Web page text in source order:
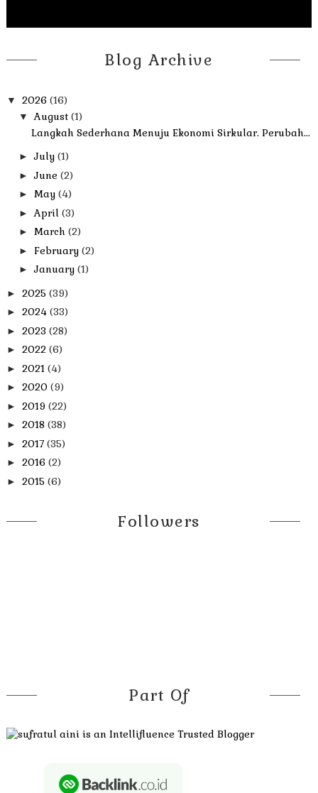
Blog Archive
▼ 2026 (16)
▼ August (1)
Langkah Sederhana Menuju Ekonomi Sirkular. Perubah...
►July (1)
►June (2)
► May (4)
► April (3)
► March (2)
► February (2)
►January (1)
► 2025 (39)
► 2024 (33)
► 2023 (28)
► 2022 (6)
► 2021 (4)
► 2020 (9)
► 2019 (22)
► 2018 (38)
► 2017 (35)
► 2016 (2)
► 2015 (6)
Followers
Part Of